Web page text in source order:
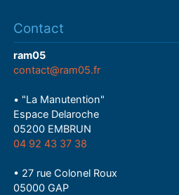
Contact
ram05
contact@ram05.fr
• "La Manutention"
Espace Delaroche
05200 EMBRUN
04 92 43 37 38
• 27 rue Colonel Roux
05000 GAP